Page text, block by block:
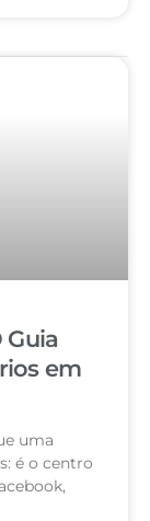
Guia
em
uma
é o centro